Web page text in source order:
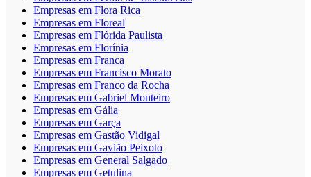
Empresas em Flora Rica
Empresas em Floreal
Empresas em Flórida Paulista
Empresas em Florínia
Empresas em Franca
Empresas em Francisco Morato
Empresas em Franco da Rocha
Empresas em Gabriel Monteiro
Empresas em Gália
Empresas em Garça
Empresas em Gastão Vidigal
Empresas em Gavião Peixoto
Empresas em General Salgado
Empresas em Getulina